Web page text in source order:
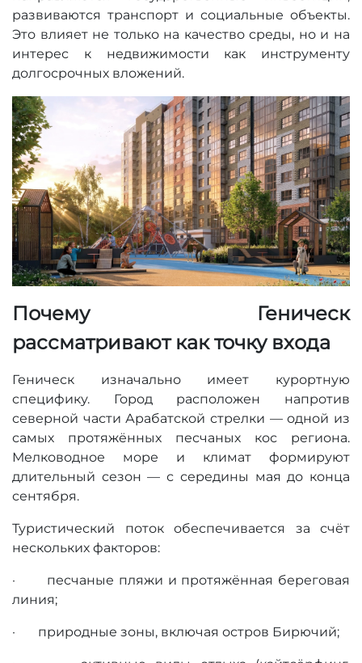
развиваются транспорт и социальные объекты.
Это влияет не только на качество среды, но и на
интерес к недвижимости как инструменту
долгосрочных вложений.
Почему Геническ
рассматривают как точку входа
Геническ изначально имеет курортную
специфику. Город расположен напротив
северной части Арабатской стрелки — одной из
самых протяжённых песчаных кос региона.
Мелководное море и климат формируют
длительный сезон — с середины мая до конца
сентября.
Туристический поток обеспечивается за счёт
нескольких факторов:
· песчаные пляжи и протяжённая береговая
линия;
· природные зоны, включая остров Бирючий;